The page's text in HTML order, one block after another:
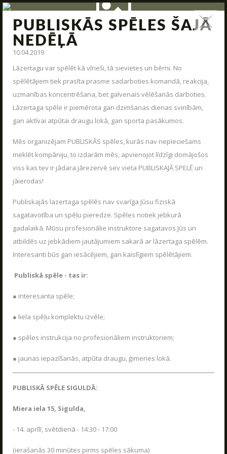
PUBLISKĀS SPĒLES ŠAJĀ
NEDĒĻĀ
10.04.2019
Lāzertagu var spēlēt kā vīrieši, tā sievietes un bērni. No
spēlētājiem tiek prasīta prasme sadarboties komandā, reakcija,
uzmanības koncentrēšana, bet galvenais vēlēšanās darboties.
Lāzertaga spēle ir piemērota gan dzimšanas dienas svinībām,
gan aktīvai atpūtai draugu lokā, gan sporta pasākumos.
Mēs organizējam PUBLISKĀS spēles, kurās nav nepieciešams
meklēt kompāniju, to izdarām mēs, apvienojot līdzīgi domājošos
viss kas tev ir jādara jārezervē sev vieta PUBLISKAJĀ SPELĒ un
jāierodas!
Publiskajās lazertaga spēlēs nav svarīga Jūsu fiziskā
sagatavotība un spēļu pieredze. Spēles notiek jebkurā
gadalaikā. Mūsu profesionālie instruktore sagatavos Jūs un
atbildēs uz jebkādiem jautājumiem sakarā ar lāzertaga spēlēm.
Interesanti būs gan iesācējiem, gan kaislīgiem spēlētājiem.
Publiskā spēle - tas ir:
● interesanta spēle;
● liela spēļu komplektu izvēle;
● spēles instrukcija no profesionāliem instruktoriem;
● jaunas iepazīšanās, atpūta draugu, ģimenes lokā.
PUBLISKĀ SPĒLE SIGULDĀ:
Miera iela 15, Sigulda,
- 14. aprīlī, svētdienā - 14:30 - 17:00
(ierašanās 30 minūtes pirms spēles sākuma)
STARTS
PAR MUMS
ARĒNAS
ARSENĀLS
KONTAKTI
Kas ir Lāzertags?
Labirints "Minotaurs"
Action-kvests "Bunkurs"!
Skolēnu ekskursijas
Atvērtās spēles
Tuvākie pasākumi
Dāvanu kartes
Spēļu scenāriji
ZIŅAS
Jauna arsenāla ienākšana, poligona modernizācija,
interesantas kaujas un jauni piedāvājumi – tas viss un vēl
daudz kas cits mūsu ziņas.
VASARA KOPĀ AR POLIGON 1
04.06.2026
Poligon 1 Siguldā ir plašs pakalpojumu klāsts.
SKOLĒNU EKSKURSIJAS
UZRAKSTĪT MUMS